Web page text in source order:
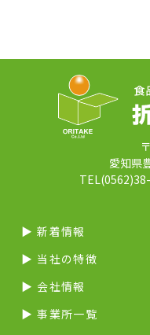
愛知県
▶︎ 新着情報
▶︎ 当社の特徴
▶︎ 会社情報
▶︎ 事業所一覧